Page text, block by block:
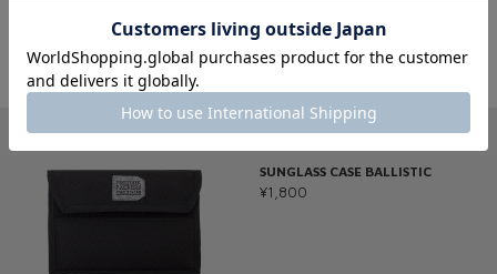
あわせておすすめの商品
SUNGLASS CASE BALLISTIC
¥1,800